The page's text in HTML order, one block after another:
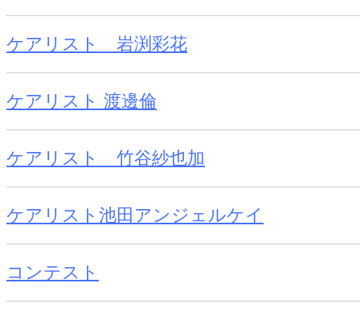
ケアリスト 岩渕彩花
ケアリスト 渡邊倫
ケアリスト 竹谷紗也加
ケアリスト池田アンジェルケイ
コンテスト